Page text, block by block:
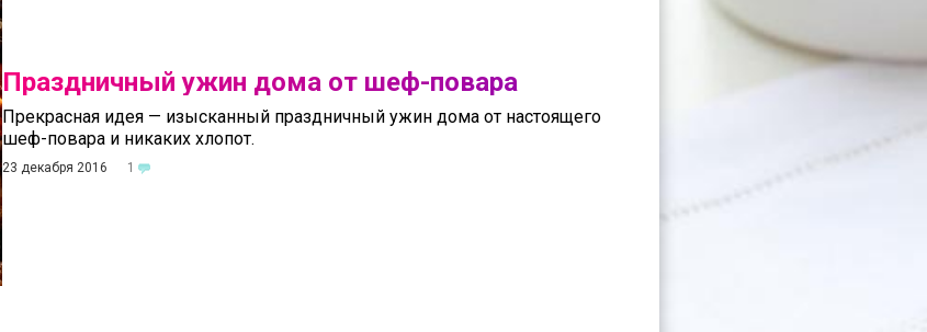
Праздничный ужин дома от шеф-повара
Прекрасная идея — изысканный праздничный ужин дома от настоящего
шеф-повара и никаких хлопот.
1
23 декабря 2016